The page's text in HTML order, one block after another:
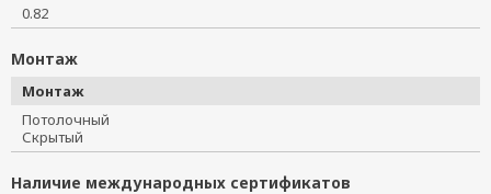
0.82
Монтаж
Монтаж
Потолочный
Скрытый
Наличие международных сертификатов